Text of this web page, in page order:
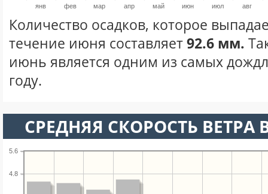
янв фев мар апр май июн июл авг
Количество осадков, которое
течение июня составляет92.6 мм.
июнь является одним из самых
году.
СРЕДНЯЯ СКОРОСТЬ
4.8
5.6